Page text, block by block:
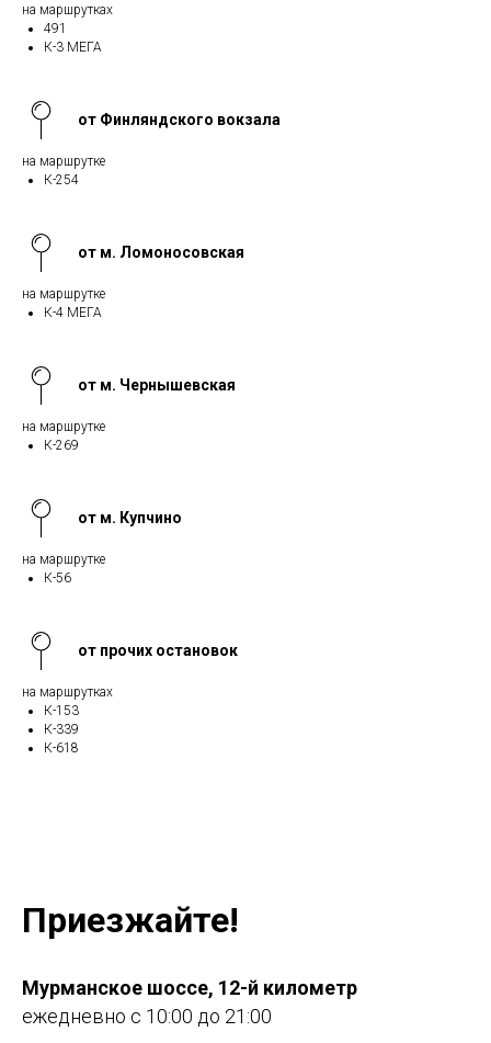
на маршрутках
491
К-3 МЕГА
от Финляндского вокзала
на маршрутке
К-254
от м. Ломоносовская
на маршрутке
К-4 МЕГА
от м. Чернышевская
на маршрутке
К-269
от м. Купчино
на маршрутке
К-56
от прочих остановок
на маршрутках
К-153
К-339
К-618
Приезжайте!
Мурманское шоссе, 12-й километр
ежедневно с 10:00 до 21:00